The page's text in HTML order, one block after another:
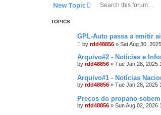
New Topic
TOPICS
GPL-Auto passa a emitir
by rdd48856 » Sat Aug 30,
Arquivo#2 - Noticias e
by rdd48856 » Tue Jan 28, 2025
Arquivo#1 - Notícias
by rdd48856 » Tue Jan 28, 2025
Preços do propano
by rdd48856 » Sun Aug 02, 2026